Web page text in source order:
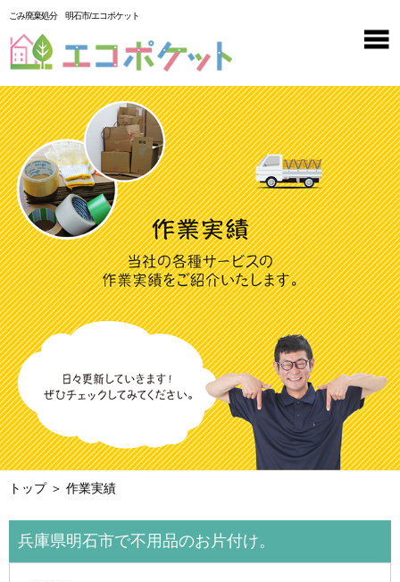
ごみ廃棄処分 明石市/エコポケット
トップ＞ 作業実績
兵庫県明石市で不用品のお片付け。